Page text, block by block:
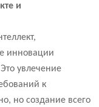
и
инновации
увлечение
к
но создание всего